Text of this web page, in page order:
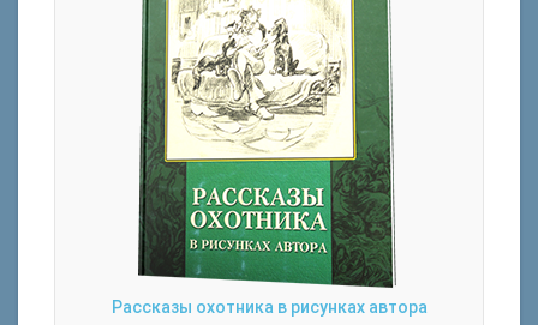
Рассказы охотника в рисунках автора